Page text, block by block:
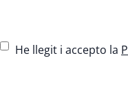
C
He llegit i accepto la